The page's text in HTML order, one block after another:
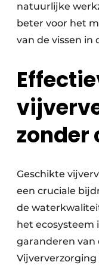
natuurlijke
beter voor het
van de vissen in
zonder
Geschikte
een cruciale
de
het ecosysteem
garanderen van